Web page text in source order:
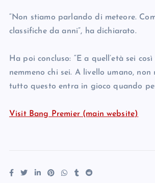
“Non stiamo parlando di meteore.
classifiche da anni”, ha dichiarato.
Ha poi concluso: “E a quell’età sei
nemmeno chi sei. A livello umano,
tutto questo entra in gioco quando
Visit Bang Premier (main website)